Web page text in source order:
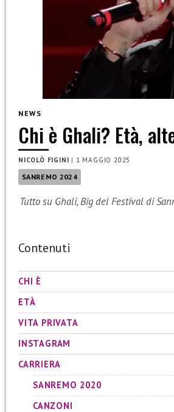
NEWS
Chi è Ghali? Età,
NICOLÒ FIGINI | 1 MAGGIO 2025
SANREMO 2024
Tutto su Ghali, Big del Festival di
Contenuti
CHI È
ETÀ
VITA PRIVATA
INSTAGRAM
CARRIERA
SANREMO 2020
CANZONI